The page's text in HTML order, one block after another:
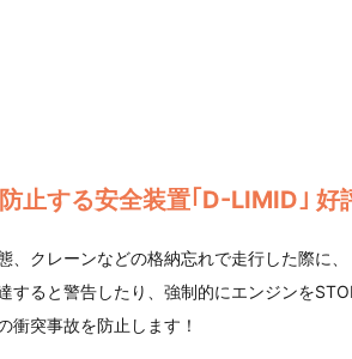
止する安全装置｢D-LIMID｣ 好
、クレーンなどの格納忘れで走行した際に、
すると警告したり、強制的にエンジンを
衝突事故を防止します！